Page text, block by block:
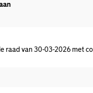
raad van 30-03-2026 met